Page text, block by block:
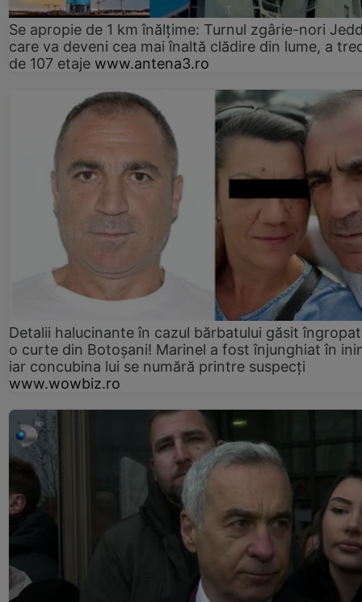
Se apropie de 1 km înălțime: Turnul zgârie-nori
care va deveni cea mai înaltă clădire din lume, a
de 107 etaje www.antena3.ro
Detalii halucinante în cazul bărbatului găsit
o curte din Botoșani! Marinel a fost înjunghiat în
iar concubina lui se numără printre suspecți
www.wowbiz.ro